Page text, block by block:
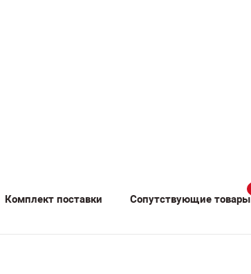
Комплект поставки Сопутствующие товары